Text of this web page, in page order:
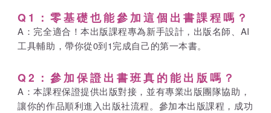
Q1：零基礎也能參加這個出書課程嗎？
A：完全適合！本出版課程專為新手設計，出版名師、AI
工具輔助，帶你從0到1完成自己的第一本書。
Q2：參加保證出書班真的能出版嗎？
A：本課程保證提供出版對接，並有專業出版團隊協助，
讓你的作品順利進入出版社流程。參加本出版課程，成功